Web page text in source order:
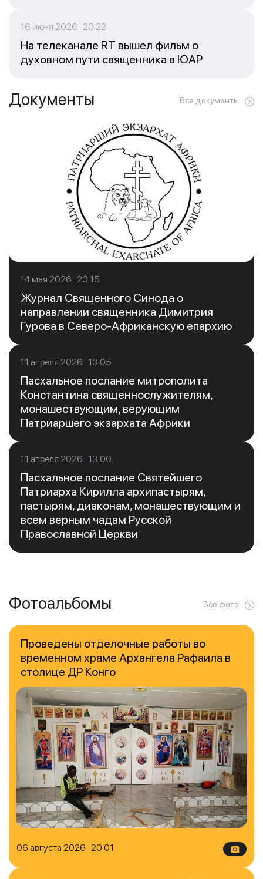
16 июня 2026 20:22
На телеканале RT вышел фильм о
духовном пути священника в ЮАР
Документы Все документы
14 мая 2026 20:15
Журнал Священного Синода о
направлении священника Димитрия
Гурова в Северо-Африканскую епархию
11 апреля 2026 13:05
Пасхальное послание митрополита
Константина священнослужителям,
монашествующим, верующим
Патриаршего экзархата Африки
11 апреля 2026 13:00
Пасхальное послание Святейшего
Патриарха Кирилла архипастырям,
пастырям, диаконам, монашествующим и
всем верным чадам Русской
Православной Церкви
Фотоальбомы Все фото
06 августа 2026 20:01
Проведены отделочные работы во
временном храме Архангела Рафаила в
столице ДР Конго